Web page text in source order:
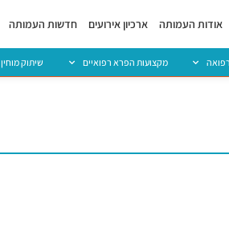
אודות העמותה ארכיון אירועים חדשות העמותה
מקצועות הפרא רפואיים שיתוק מוחין